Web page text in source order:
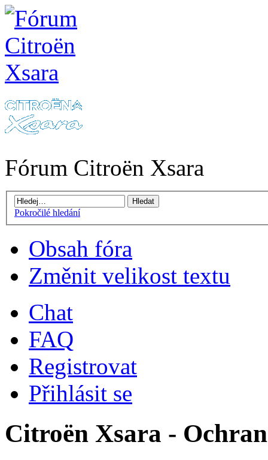
Fórum Citroën Xsara
Pokročilé hledání
Obsah fóra
Změnit velikost textu
Chat
FAQ
Registrovat
Přihlásit se
Citroën Xsara -